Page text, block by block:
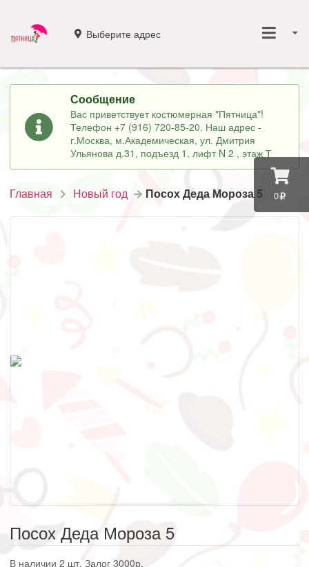
0
Выберите адрес
Сообщение
Вас приветствует костюмерная "Пятница"!
Телефон +7 (916) 720-85-20. Наш адрес -
г.Москва, м.Академическая, ул. Дмитрия
Ульянова д.31, подъезд 1, лифт N 2 , этаж Т
Главная Новый год Посох Деда Мороза 5
Посох Деда Мороза 5
В наличии 2 шт. Залог 3000р.